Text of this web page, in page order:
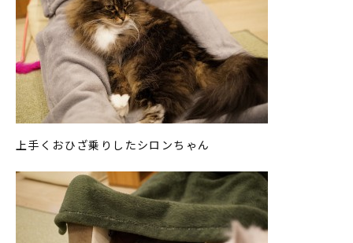
上手くおひざ乗りしたシロンちゃん